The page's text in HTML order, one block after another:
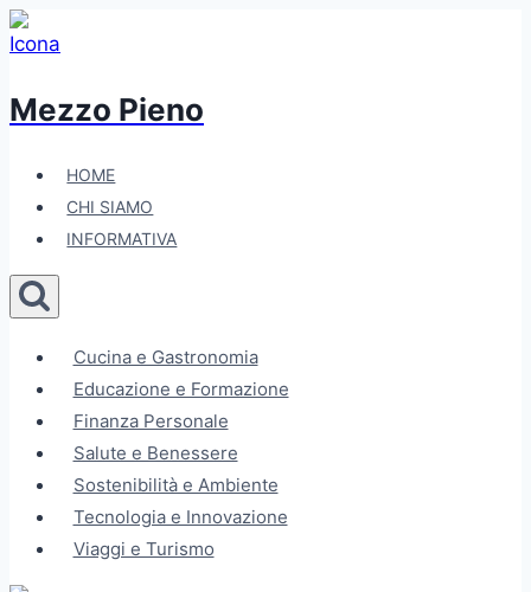
Salta
al
Mezzo Pieno
HOME
CHI SIAMO
INFORMATIVA
Cucina e Gastronomia
Educazione e Formazione
Finanza Personale
Salute e Benessere
Sostenibilità e Ambiente
Tecnologia e Innovazione
Viaggi e Turismo